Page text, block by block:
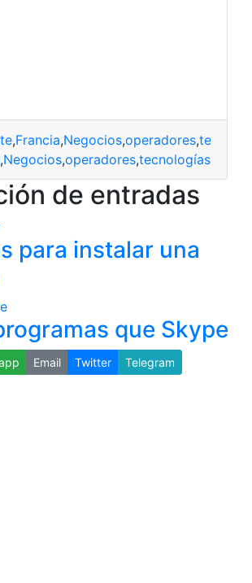
,Francia,Negocios,operadores,
,Negocios,operadores,tecnologías
de entradas
para instalar una
que Skype
Email Twitter Telegram